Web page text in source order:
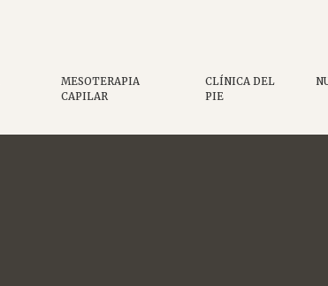
MESOTERAPIA
CAPILAR
CLÍNICA DEL
PIE